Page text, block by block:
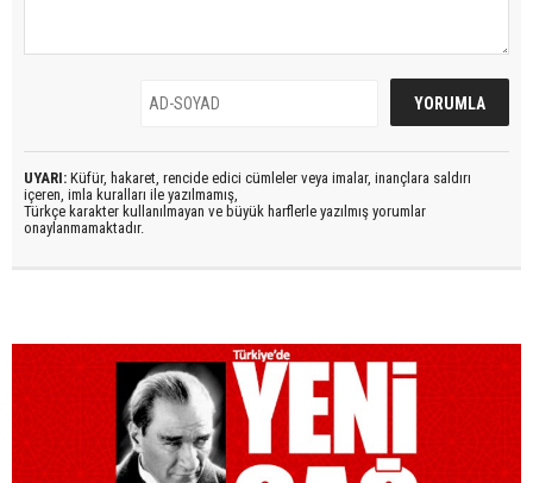
UYARI: Küfür, hakaret, rencide edici cümleler veya imalar, inançlara saldırı
içeren, imla kuralları ile yazılmamış,
Türkçe karakter kullanılmayan ve büyük harflerle yazılmış yorumlar
onaylanmamaktadır.